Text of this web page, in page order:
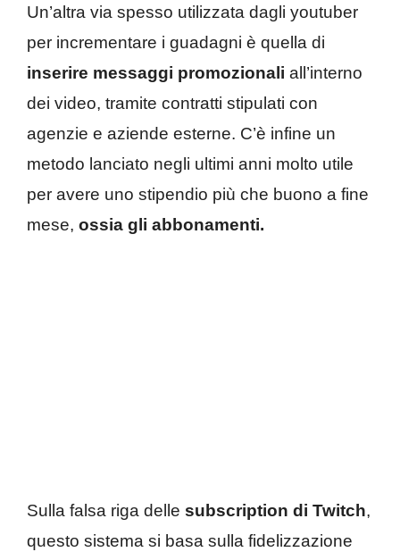
Un’altra via spesso utilizzata dagli youtuber
per incrementare i guadagni è quella di
inserire messaggi promozionali all’interno
dei video, tramite contratti stipulati con
agenzie e aziende esterne. C’è infine un
metodo lanciato negli ultimi anni molto utile
per avere uno stipendio più che buono a fine
mese, ossia gli abbonamenti.
Sulla falsa riga delle subscription di Twitch,
questo sistema si basa sulla fidelizzazione